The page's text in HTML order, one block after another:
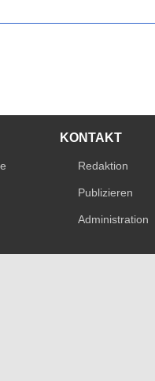
KONTAKT
Redaktion
Publizieren
Administration